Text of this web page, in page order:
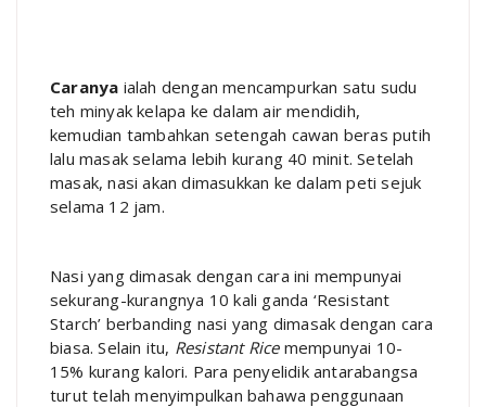
Caranya ialah dengan mencampurkan satu sudu
teh minyak kelapa ke dalam air mendidih,
kemudian tambahkan setengah cawan beras putih
lalu masak selama lebih kurang 40 minit. Setelah
masak, nasi akan dimasukkan ke dalam peti sejuk
selama 12 jam.
Nasi yang dimasak dengan cara ini mempunyai
sekurang-kurangnya 10 kali ganda ‘Resistant
Starch’ berbanding nasi yang dimasak dengan cara
biasa. Selain itu, Resistant Ricemempunyai 10-
15% kurang kalori. Para penyelidik antarabangsa
turut telah menyimpulkan bahawa penggunaan